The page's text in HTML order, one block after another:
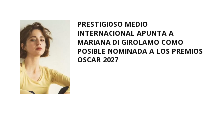
PRESTIGIOSO MEDIO
INTERNACIONAL APUNTA A
MARIANA DI GIROLAMO COMO
POSIBLE NOMINADA A LOS PREMIOS
OSCAR 2027